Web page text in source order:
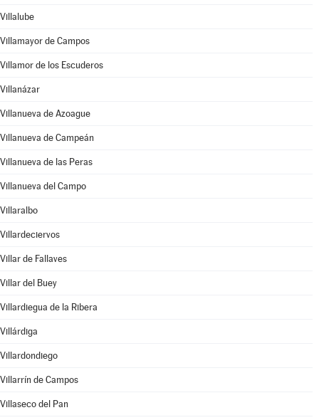
Villalube
Villamayor de Campos
Villamor de los Escuderos
Villanázar
Villanueva de Azoague
Villanueva de Campeán
Villanueva de las Peras
Villanueva del Campo
Villaralbo
Villardeciervos
Villar de Fallaves
Villar del Buey
Villardiegua de la Ribera
Villárdiga
Villardondiego
Villarrín de Campos
Villaseco del Pan